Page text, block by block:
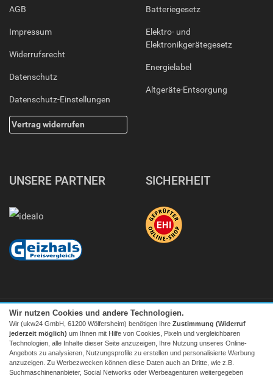
AGB
Impressum
Widerrufsrecht
Datenschutz
Datenschutz-Einstellungen
Vertrag widerrufen
Batteriegesetz
Elektro- und
Elektronikgerätegesetz
Energielabel
Altgeräte-Entsorgung
UNSERE PARTNER SICHERHEIT
Facebook| twitter
Wir nutzen Cookies und andere Technologien.
Wir (ukw24 GmbH, 61200 Wölfersheim) benötigen Ihre Zustimmung (Widerruf
jederzeit möglich) um Ihnen mit Hilfe von Cookies, Pixeln und vergleichbaren
Technologien, alle Inhalte dieser Seite anzuzeigen, Ihre Nutzung unseres Online-
Angebots zu analysieren, Nutzungsprofile zu erstellen und personalisierte Werbung
anzuzeigen. Zu Werbezwecken können diese Daten auch an Dritte, wie z.B.
Suchmaschinenanbieter, Social Networks oder Werbeagenturen weitergegeben